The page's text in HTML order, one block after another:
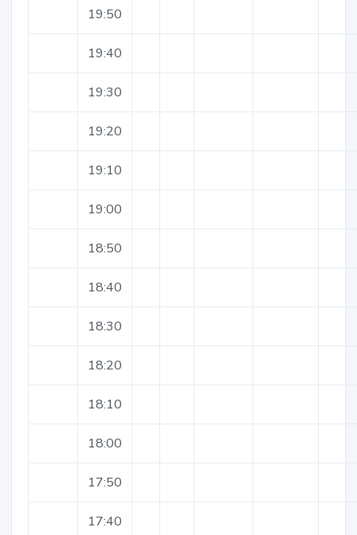
19:50
19:40
19:30
19:20
19:10
19:00
18:50
18:40
18:30
18:20
18:10
18:00
17:50
17:40